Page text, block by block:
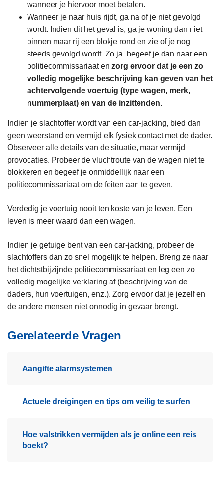
wanneer je hiervoor moet betalen.
Wanneer je naar huis rijdt, ga na of je niet gevolgd
wordt. Indien dit het geval is, ga je woning dan niet
binnen maar rij een blokje rond en zie of je nog
steeds gevolgd wordt. Zo ja, begeef je dan naar een
politiecommissariaat en zorg ervoor dat je een zo
volledig mogelijke beschrijving kan geven van het
achtervolgende voertuig (type wagen, merk,
nummerplaat) en van de inzittenden.
Indien je slachtoffer wordt van een car-jacking, bied dan
geen weerstand en vermijd elk fysiek contact met de dader.
Observeer alle details van de situatie, maar vermijd
provocaties. Probeer de vluchtroute van de wagen niet te
blokkeren en begeef je onmiddellijk naar een
politiecommissariaat om de feiten aan te geven.
Verdedig je voertuig nooit ten koste van je leven. Een
leven is meer waard dan een wagen.
Indien je getuige bent van een car-jacking, probeer de
slachtoffers dan zo snel mogelijk te helpen. Breng ze naar
het dichtstbijzijnde politiecommissariaat en leg een zo
volledig mogelijke verklaring af (beschrijving van de
daders, hun voertuigen, enz.). Zorg ervoor dat je jezelf en
de andere mensen niet onnodig in gevaar brengt.
Gerelateerde Vragen
Aangifte alarmsystemen
Actuele dreigingen en tips om veilig te surfen
Hoe valstrikken vermijden als je online een reis
boekt?